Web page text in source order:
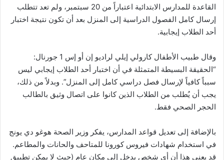
القاعدة للمدارس الابتدائية اعتباراً من 20 سبتمبر، ولم تعد تتطلب
إرسال كامل الفصول الدراسية إلى المنزل بعد أن تكون نتيجة اختبار
أحد الطلاب إيجابية.
وقال طبيب الأطفال كارولي إيلي لراديو إن أو إس 1 جورنال:
“الحقيقة البسيطة المتمثلة في أن اختبار أحد الطلاب إيجابي ليس
سبباً كافياً لإرسال فصل دراسي كامل إلى المنزل”. وبدلاً من ذلك،
يجب أن يُطلب من الطلاب الذين كانوا على اتصال وثيق بالطالب
الحجر الصحي فقط.
بالإضافة إلى تعديل قواعد المدارس، يفكر وزير الصحة هوغو دي يونج
في استخدام شهادات فيروس كورونا للمتاحف والحانات والمطاعم.
قد يعني هذا أن أي شخص يدخل إلى مكان عام (حيث لا يمكن تطبيق